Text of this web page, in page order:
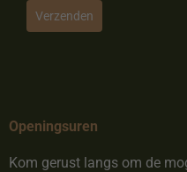
Verzenden
Openingsuren
Kom gerust langs om de